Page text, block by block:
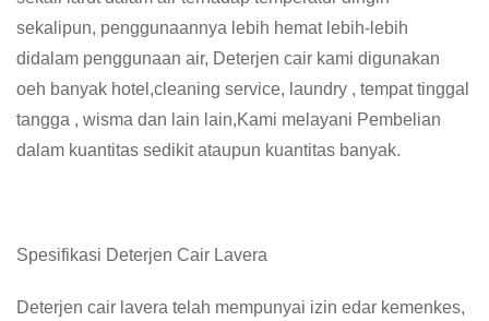
sekalipun, penggunaannya lebih hemat lebih-lebih
didalam penggunaan air, Deterjen cair kami digunakan
oeh banyak hotel,cleaning service, laundry , tempat tinggal
tangga , wisma dan lain lain,Kami melayani Pembelian
dalam kuantitas sedikit ataupun kuantitas banyak.
Spesifikasi Deterjen Cair Lavera
Deterjen cair lavera telah mempunyai izin edar kemenkes,